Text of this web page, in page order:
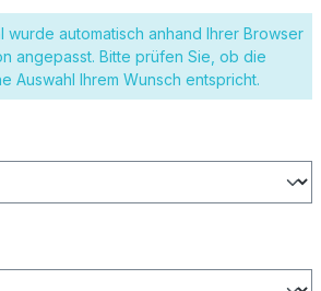
Hauptschalter 3-polig
32A 3-polig VDE
wurde automatisch anhand Ihrer Browser
angepasst. Bitte prüfen Sie, ob die
Auswahl Ihrem Wunsch entspricht.